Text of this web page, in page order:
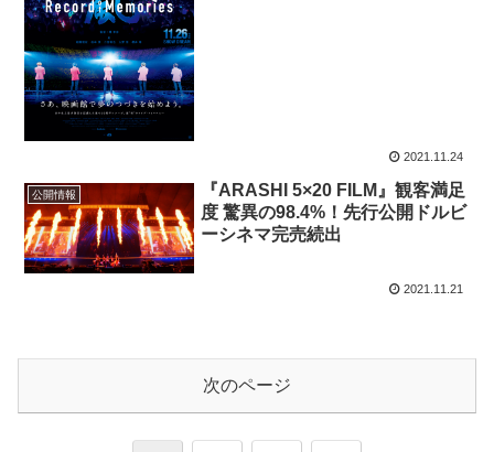
2021.11.24
公開情報
『ARASHI 5×20 FILM』観客満足
度 驚異の98.4%！先行公開ドルビ
ーシネマ完売続出
2021.11.21
次のページ